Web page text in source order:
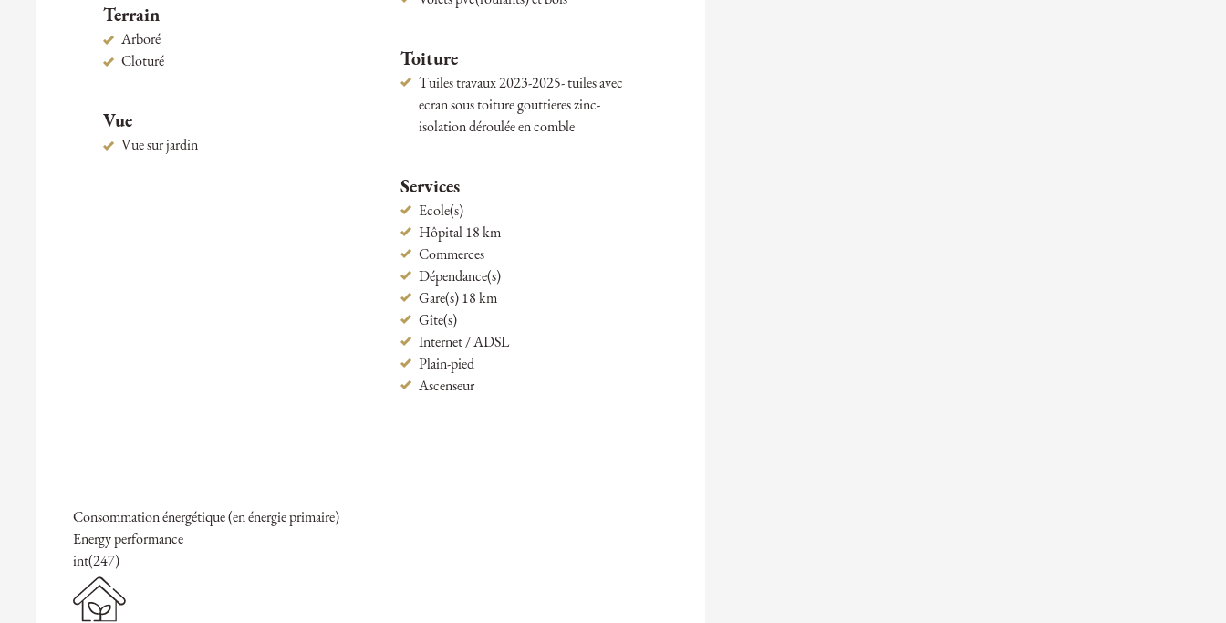
Terrain
Arboré
Cloturé
Vue
Vue sur jardin
Toiture
Tuiles travaux 2023-2025- tuiles avec
ecran sous toiture gouttieres zinc-
isolation déroulée en comble
Services
Ecole(s)
Hôpital 18 km
Commerces
Dépendance(s)
Gare(s) 18 km
Gîte(s)
Internet / ADSL
Plain-pied
Ascenseur
Consommation énergétique (en énergie primaire)
Energy performance
int(247)